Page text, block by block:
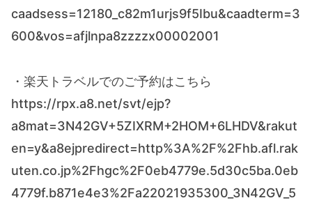
caadsess=12180_c82m1urjs9f5Ibu&caadterm=3
600&vos=afjlnpa8zzzzx00002001
・楽天トラベルでのご予約はこちら
https://rpx.a8.net/svt/ejp?
a8mat=3N42GV+5ZIXRM+2HOM+6LHDV&rakut
en=y&a8ejpredirect=http%3A%2F%2Fhb.afl.rak
uten.co.jp%2Fhgc%2F0eb4779e.5d30c5ba.0eb
4779f.b871e4e3%2Fa22021935300_3N42GV_5